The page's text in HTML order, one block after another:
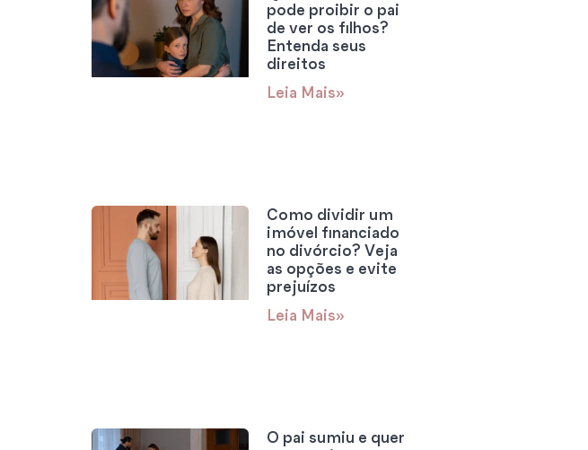
pode proibir o pai
de ver os filhos?
Entenda seus
direitos
Leia Mais»
Como dividir um
imóvel financiado
no divórcio? Veja
as opções e evite
prejuízos
Leia Mais»
O pai sumiu e quer